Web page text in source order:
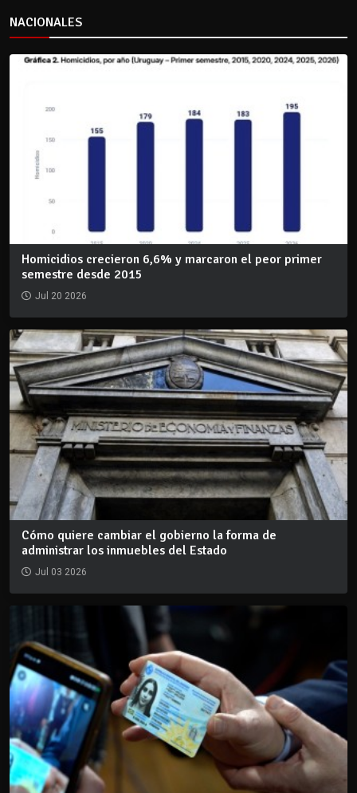
NACIONALES
Homicidios crecieron 6,6% y marcaron el peor primer
semestre desde 2015
Jul 20 2026
Cómo quiere cambiar el gobierno la forma de
administrar los inmuebles del Estado
Jul 03 2026